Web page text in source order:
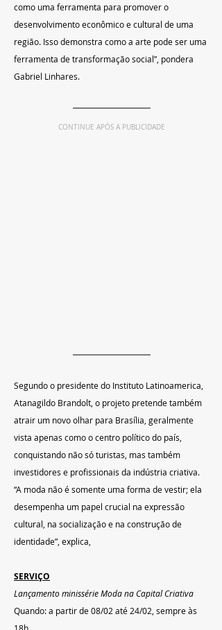
como uma ferramenta para promover o
desenvolvimento econômico e cultural de uma
região. Isso demonstra como a arte pode ser uma
ferramenta de transformação social”, pondera
Gabriel Linhares.
CONTINUE APÓS A PUBLICIDADE
Segundo o presidente do Instituto Latinoamerica,
Atanagildo Brandolt, o projeto pretende também
atrair um novo olhar para Brasília, geralmente
vista apenas como o centro político do país,
conquistando não só turistas, mas também
investidores e profissionais da indústria criativa.
“A moda não é somente uma forma de vestir; ela
desempenha um papel crucial na expressão
cultural, na socialização e na construção de
identidade”, explica,
SERVIÇO
Lançamento minissérie Moda na Capital Criativa
Quando: a partir de 08/02 até 24/02, sempre às